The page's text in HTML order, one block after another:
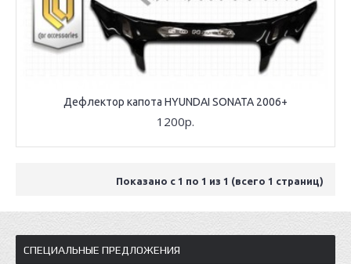
Дефлектор капота HYUNDAI SONATA 2006+
1200р.
Показано с 1 по 1 из 1 (всего 1 страниц)
СПЕЦИАЛЬНЫЕ ПРЕДЛОЖЕНИЯ